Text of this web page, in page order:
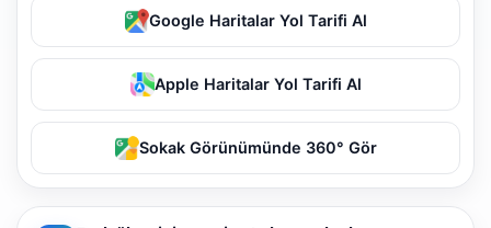
Google Haritalar Yol Tarifi Al
Apple Haritalar Yol Tarifi Al
Sokak Görünümünde 360° Gör